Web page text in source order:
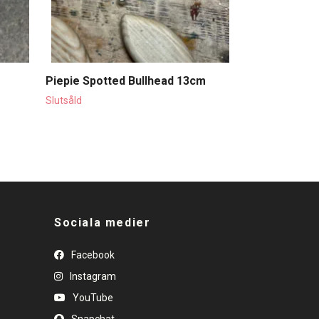
Piepie Spotted Bullhead 13cm
Slutsåld
Sociala medier
Facebook
Instagram
YouTube